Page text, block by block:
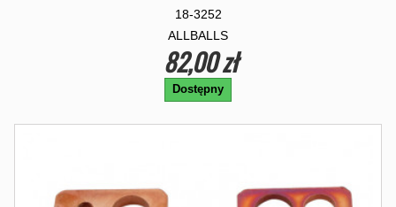
18-3252
ALLBALLS
82,00 zł
Dostępny